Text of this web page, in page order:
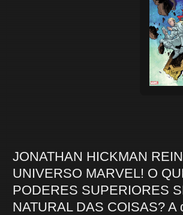
JONATHAN HICKMAN
UNIVERSO MARVEL! O
PODERES SUPERIORES
NATURAL DAS COISAS? A